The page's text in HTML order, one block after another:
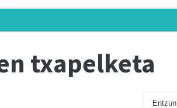
txapelketa
Entzun